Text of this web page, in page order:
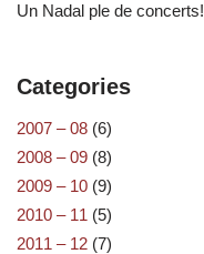
Un Nadal ple de concerts!
Categories
2007 – 08 (6)
2008 – 09 (8)
2009 – 10 (9)
2010 – 11 (5)
2011 – 12 (7)